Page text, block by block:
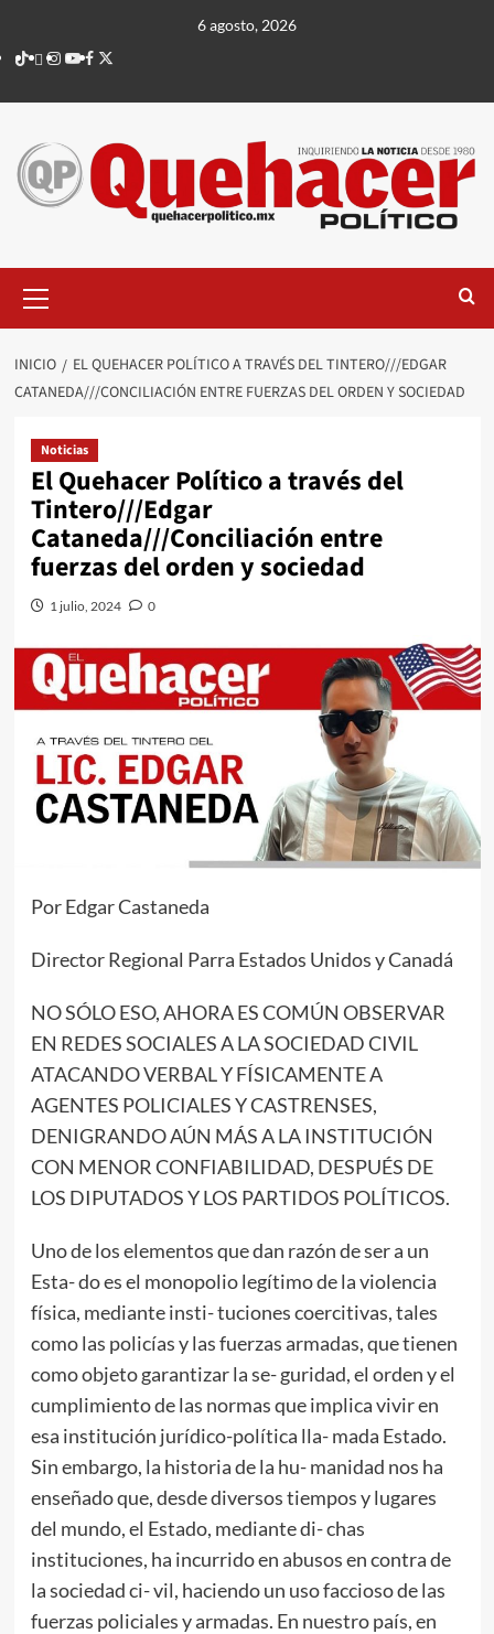
contenido
6 agosto, 2026
TikTok
threads
Instagram
Youtube
Facebook
X
principal
INICIO
EL QUEHACER POLÍTICO A TRAVÉS DEL TINTERO///EDGAR
CATANEDA///CONCILIACIÓN ENTRE FUERZAS DEL ORDEN Y SOCIEDAD
Noticias
El Quehacer Político a través del
Tintero///Edgar
Cataneda///Conciliación entre
fuerzas del orden y sociedad
1 julio, 2024 0
Por Edgar Castaneda
Director Regional Parra Estados Unidos y Canadá
NO SÓLO ESO, AHORA ES COMÚN OBSERVAR
EN REDES SOCIALES A LA SOCIEDAD CIVIL
ATACANDO VERBAL Y FÍSICAMENTE A
AGENTES POLICIALES Y CASTRENSES,
DENIGRANDO AÚN MÁS A LA INSTITUCIÓN
CON MENOR CONFIABILIDAD, DESPUÉS DE
LOS DIPUTADOS Y LOS PARTIDOS POLÍTICOS.
Uno de los elementos que dan razón de ser a un
Esta- do es el monopolio legítimo de la violencia
física, mediante insti- tuciones coercitivas, tales
como las policías y las fuerzas armadas, que tienen
como objeto garantizar la se- guridad, el orden y el
cumplimiento de las normas que implica vivir en
esa institución jurídico-política lla- mada Estado.
Sin embargo, la historia de la hu- manidad nos ha
enseñado que, desde diversos tiempos y lugares
del mundo, el Estado, mediante di- chas
instituciones, ha incurrido en abusos en contra de
la sociedad ci- vil, haciendo un uso faccioso de las
fuerzas policiales y armadas. En nuestro país, en